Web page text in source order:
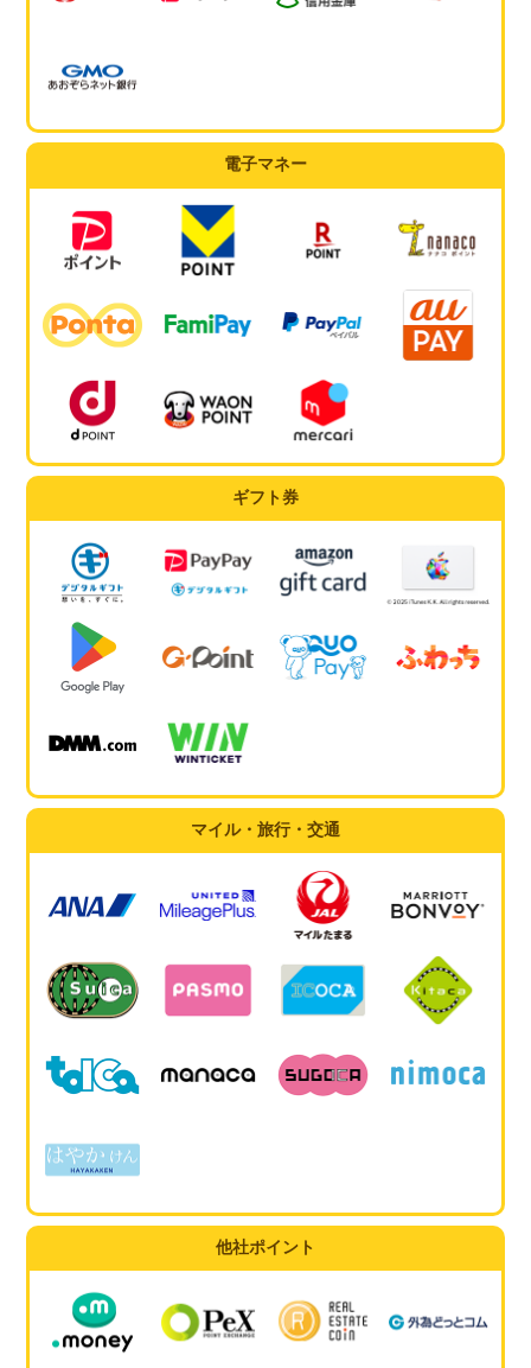
電子マネー
ギフト券
マイル・旅行・交通
他社ポイント